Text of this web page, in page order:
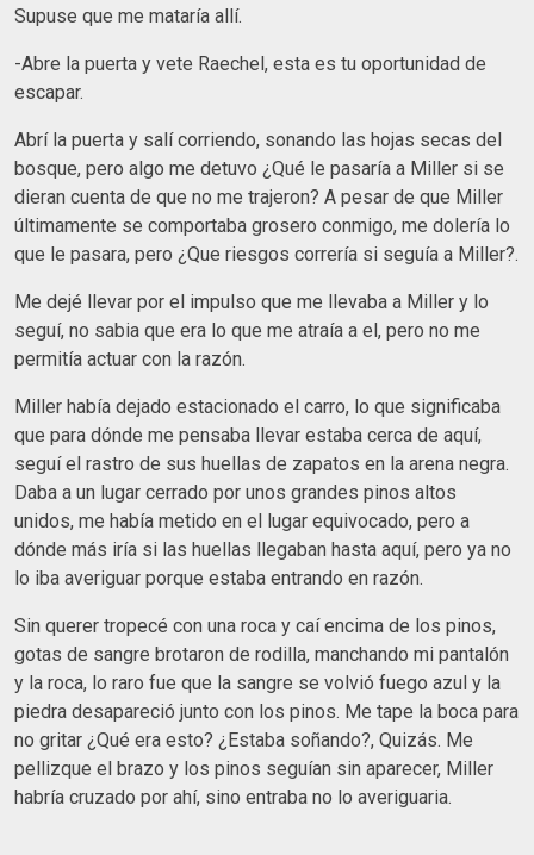
Supuse que me mataría allí.
-Abre la puerta y vete Raechel, esta es tu oportunidad de
escapar.
Abrí la puerta y salí corriendo, sonando las hojas secas del
bosque, pero algo me detuvo ¿Qué le pasaría a Miller si se
dieran cuenta de que no me trajeron? A pesar de que Miller
últimamente se comportaba grosero conmigo, me dolería lo
que le pasara, pero ¿Que riesgos correría si seguía a Miller?.
Me dejé llevar por el impulso que me llevaba a Miller y lo
seguí, no sabia que era lo que me atraía a el, pero no me
permitía actuar con la razón.
Miller había dejado estacionado el carro, lo que significaba
que para dónde me pensaba llevar estaba cerca de aquí,
seguí el rastro de sus huellas de zapatos en la arena negra.
Daba a un lugar cerrado por unos grandes pinos altos
unidos, me había metido en el lugar equivocado, pero a
dónde más iría si las huellas llegaban hasta aquí, pero ya no
lo iba averiguar porque estaba entrando en razón.
Sin querer tropecé con una roca y caí encima de los pinos,
gotas de sangre brotaron de rodilla, manchando mi pantalón
y la roca, lo raro fue que la sangre se volvió fuego azul y la
piedra desapareció junto con los pinos. Me tape la boca para
no gritar ¿Qué era esto? ¿Estaba soñando?, Quizás. Me
pellizque el brazo y los pinos seguían sin aparecer, Miller
habría cruzado por ahí, sino entraba no lo averiguaria.